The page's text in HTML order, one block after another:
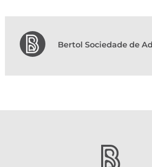
Bertol Sociedade de